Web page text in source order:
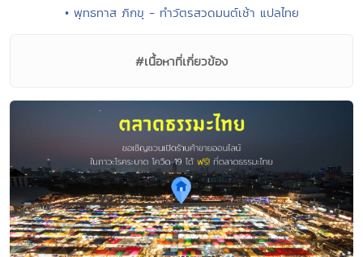
• พุทธทาส ภิกขุ - ทำวัตรสวดมนต์เช้า แปลไทย
#เนื้อหาที่เกี่ยวข้อง